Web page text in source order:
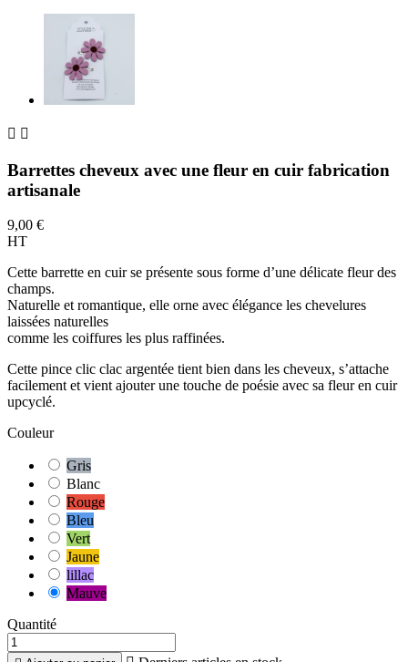
 
Barrettes cheveux avec une fleur en cuir fabrication
artisanale
9,00 €
HT
Cette barrette en cuir se présente sous forme d’une délicate fleur des
champs.
Naturelle et romantique, elle orne avec élégance les chevelures
laissées naturelles
comme les coiffures les plus raffinées.
Cette pince clic clac argentée tient bien dans les cheveux, s’attache
facilement et vient ajouter une touche de poésie avec sa fleur en cuir
upcyclé.
Couleur
Gris
Blanc
Rouge
Bleu
Vert
Jaune
lillac
Mauve
Quantité